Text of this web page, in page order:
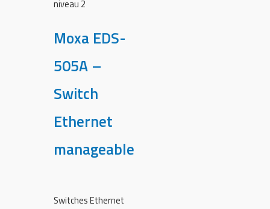
niveau 2
Moxa EDS-
505A –
Switch
Ethernet
manageable
Switches Ethernet